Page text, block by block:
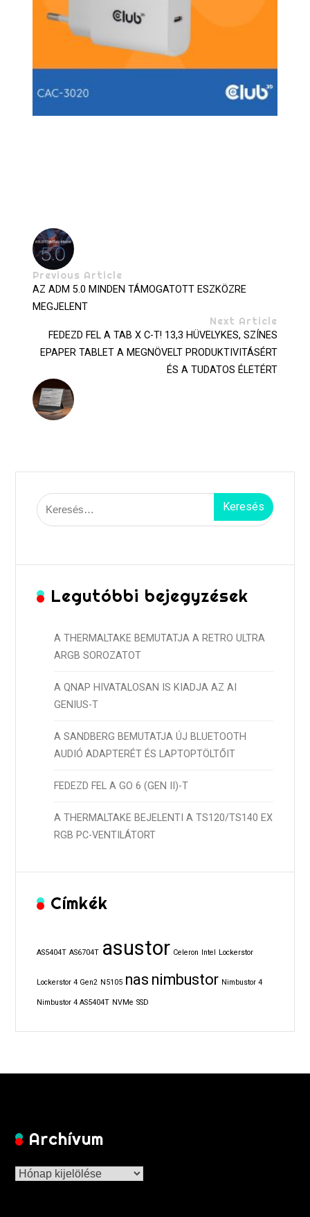
Previous Article
AZ ADM 5.0 MINDEN TÁMOGATOTT ESZKÖZRE
MEGJELENT
Next Article
FEDEZD FEL A TAB X C-T! 13,3 HÜVELYKES, SZÍNES
EPAPER TABLET A MEGNÖVELT PRODUKTIVITÁSÉRT
ÉS A TUDATOS ÉLETÉRT
Keresés:
Legutóbbi bejegyzések
A THERMALTAKE BEMUTATJA A RETRO ULTRA
ARGB SOROZATOT
A QNAP HIVATALOSAN IS KIADJA AZ AI
GENIUS-T
A SANDBERG BEMUTATJA ÚJ BLUETOOTH
AUDIÓ ADAPTERÉT ÉS LAPTOPTÖLTŐIT
FEDEZD FEL A GO 6 (GEN II)-T
A THERMALTAKE BEJELENTI A TS120/TS140 EX
RGB PC-VENTILÁTORT
Címkék
AS5404T AS6704T asustor Celeron Intel Lockerstor
Lockerstor 4 Gen2 N5105 nas nimbustor Nimbustor 4
Nimbustor 4 AS5404T NVMe SSD
Archívum
Archívum